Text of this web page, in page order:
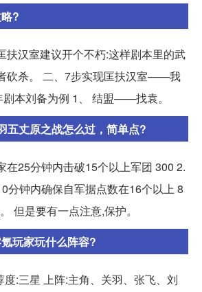
?
扶汉室建议开个不朽:这样剧本里的武
砍杀。 二、7步实现匡扶汉室——我
本刘备为例 1、 结盟——找袁。
五丈原之战怎么过，简单点?
在25分钟内击破15个以上军团 300 2.
分钟内确保自军据点数在16个以上 8
但是要有一点注意,保护。
玩家玩什么阵容?
:三星 上阵:主角、关羽、张飞、刘